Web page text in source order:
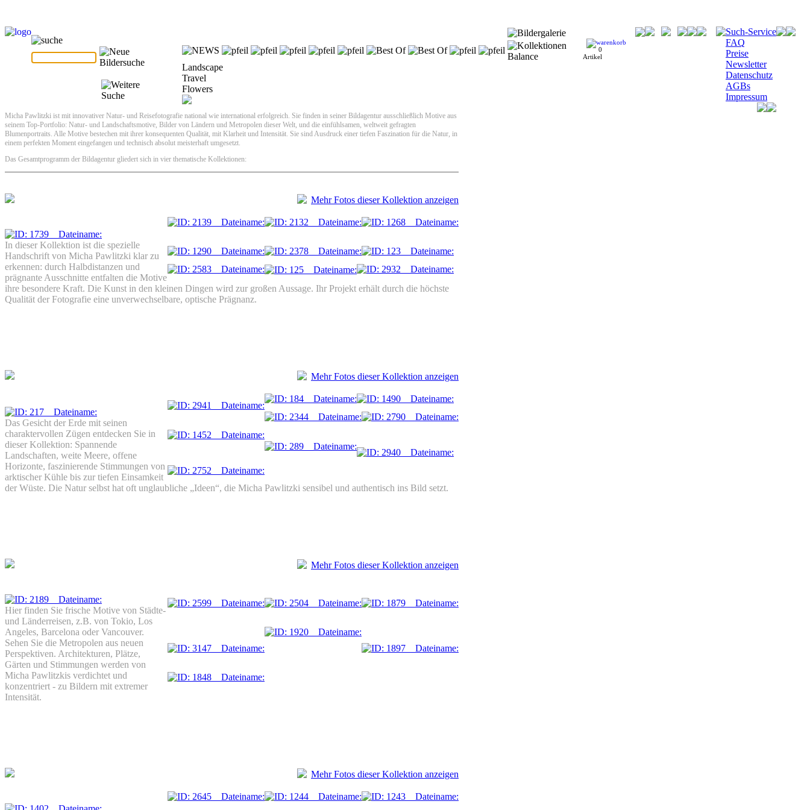
Such-Service
FAQ
Preise
Newsletter
Datenschutz
AGBs
Impressum
0
Artikel
Balance
Landscape
Travel
Flowers
Micha Pawlitzki ist mit innovativer Natur- und Reisefotografie national wie international erfolgreich. Sie finden in seiner Bildagentur ausschließlich Motive aus
seinem Top-Portfolio: Natur- und Landschaftsmotive, Bilder von Ländern und Metropolen dieser Welt, und die einfühlsamen, weltweit gefragten
Blumenportraits. Alle Motive bestechen mit ihrer konsequenten Qualität, mit Klarheit und Intensität. Sie sind Ausdruck einer tiefen Faszination für die Natur, in
einem perfekten Moment eingefangen und technisch absolut meisterhaft umgesetzt.
Das Gesamtprogramm der Bildagentur gliedert sich in vier thematische Kollektionen:
Mehr Fotos dieser Kollektion anzeigen
In dieser Kollektion ist die spezielle
Handschrift von Micha Pawlitzki klar zu
erkennen: durch Halbdistanzen und
prägnante Ausschnitte entfalten die Motive
ihre besondere Kraft. Die Kunst in den kleinen Dingen wird zur großen Aussage. Ihr Projekt erhält durch die höchste
Qualität der Fotografie eine unverwechselbare, optische Prägnanz.
Mehr Fotos dieser Kollektion anzeigen
Das Gesicht der Erde mit seinen
charaktervollen Zügen entdecken Sie in
dieser Kollektion: Spannende
Landschaften, weite Meere, offene
Horizonte, faszinierende Stimmungen von
arktischer Kühle bis zur tiefen Einsamkeit
der Wüste. Die Natur selbst hat oft unglaubliche „Ideen“, die Micha Pawlitzki sensibel und authentisch ins Bild setzt.
Mehr Fotos dieser Kollektion anzeigen
Hier finden Sie frische Motive von Städte-
und Länderreisen, z.B. von Tokio, Los
Angeles, Barcelona oder Vancouver.
Sehen Sie die Metropolen aus neuen
Perspektiven. Architekturen, Plätze,
Gärten und Stimmungen werden von
Micha Pawlitzkis verdichtet und
konzentriert - zu Bildern mit extremer
Intensität.
Mehr Fotos dieser Kollektion anzeigen